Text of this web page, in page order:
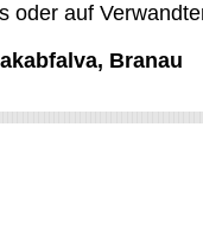
oder auf
Branau